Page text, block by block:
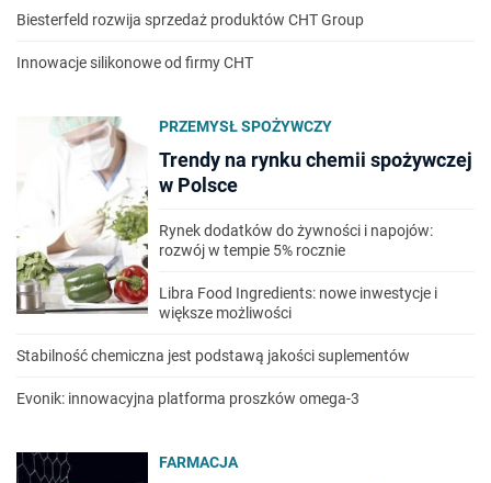
Biesterfeld rozwija sprzedaż produktów CHT Group
Innowacje silikonowe od firmy CHT
PRZEMYSŁ SPOŻYWCZY
Trendy na rynku chemii spożywczej
w Polsce
Rynek dodatków do żywności i napojów:
rozwój w tempie 5% rocznie
Libra Food Ingredients: nowe inwestycje i
większe możliwości
Stabilność chemiczna jest podstawą jakości suplementów
Evonik: innowacyjna platforma proszków omega-3
FARMACJA